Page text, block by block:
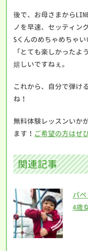
後で、お母さまから
ノを早速、セッティン
Sくんのめちゃめちゃ
「とても楽しかったよ
嬉しいですねぇ。
これから、自分で弾け
ね！
無料体験レッスンいか
ます！ ご希望の方はぜ
関連記事
パ
4歳